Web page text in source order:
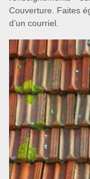
Couverture. Faites
d’un courriel.